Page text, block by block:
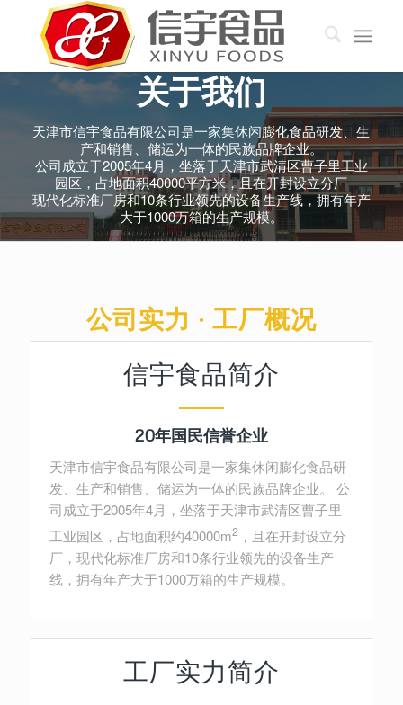
关于我们
天津市信宇食品有限公司是一家集休闲膨化食品研发、生
产和销售、储运为一体的民族品牌企业。
公司成立于2005年4月，坐落于天津市武清区曹子里工业
园区，占地面积40000平方米，且在开封设立分厂
现代化标准厂房和10条行业领先的设备生产线，拥有年产
大于1000万箱的生产规模。
公司实力 · 工厂概况
信宇食品简介
20年国民信誉企业
天津市信宇食品有限公司是一家集休闲膨化食品研
发、生产和销售、储运为一体的民族品牌企业。 公
司成立于2005年4月，坐落于天津市武清区曹子里
工业园区，占地面积约40000m2，且在开封设立分
厂，现代化标准厂房和10条行业领先的设备生产
线，拥有年产大于1000万箱的生产规模。
工厂实力简介